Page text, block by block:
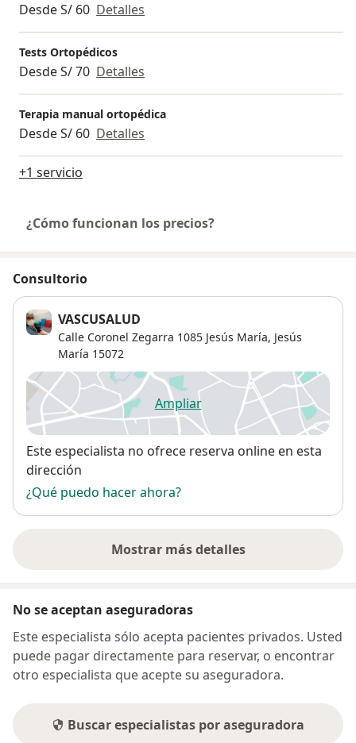
Desde S/ 60 Detalles
Tests Ortopédicos
Desde S/ 70 Detalles
Terapia manual ortopédica
Desde S/ 60 Detalles
+1 servicio
¿Cómo funcionan los precios?
Consultorio
VASCUSALUD
Calle Coronel Zegarra 1085 Jesús María, Jesús
María 15072
Ampliarse abre en una nueva
Disponibilidad
Este especialista no ofrece reserva online en esta
dirección
¿Qué puedo hacer ahora?
Mostrar más detalles
sobre la dirección
No se aceptan aseguradoras
Este especialista sólo acepta pacientes privados. Usted
puede pagar directamente para reservar, o encontrar
otro especialista que acepte su aseguradora.
Buscar especialistas por aseguradora